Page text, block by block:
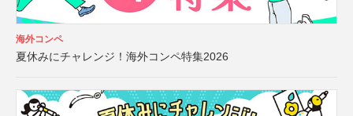
海外コンペ
夏休みにチャレンジ！海外コンペ特集2026